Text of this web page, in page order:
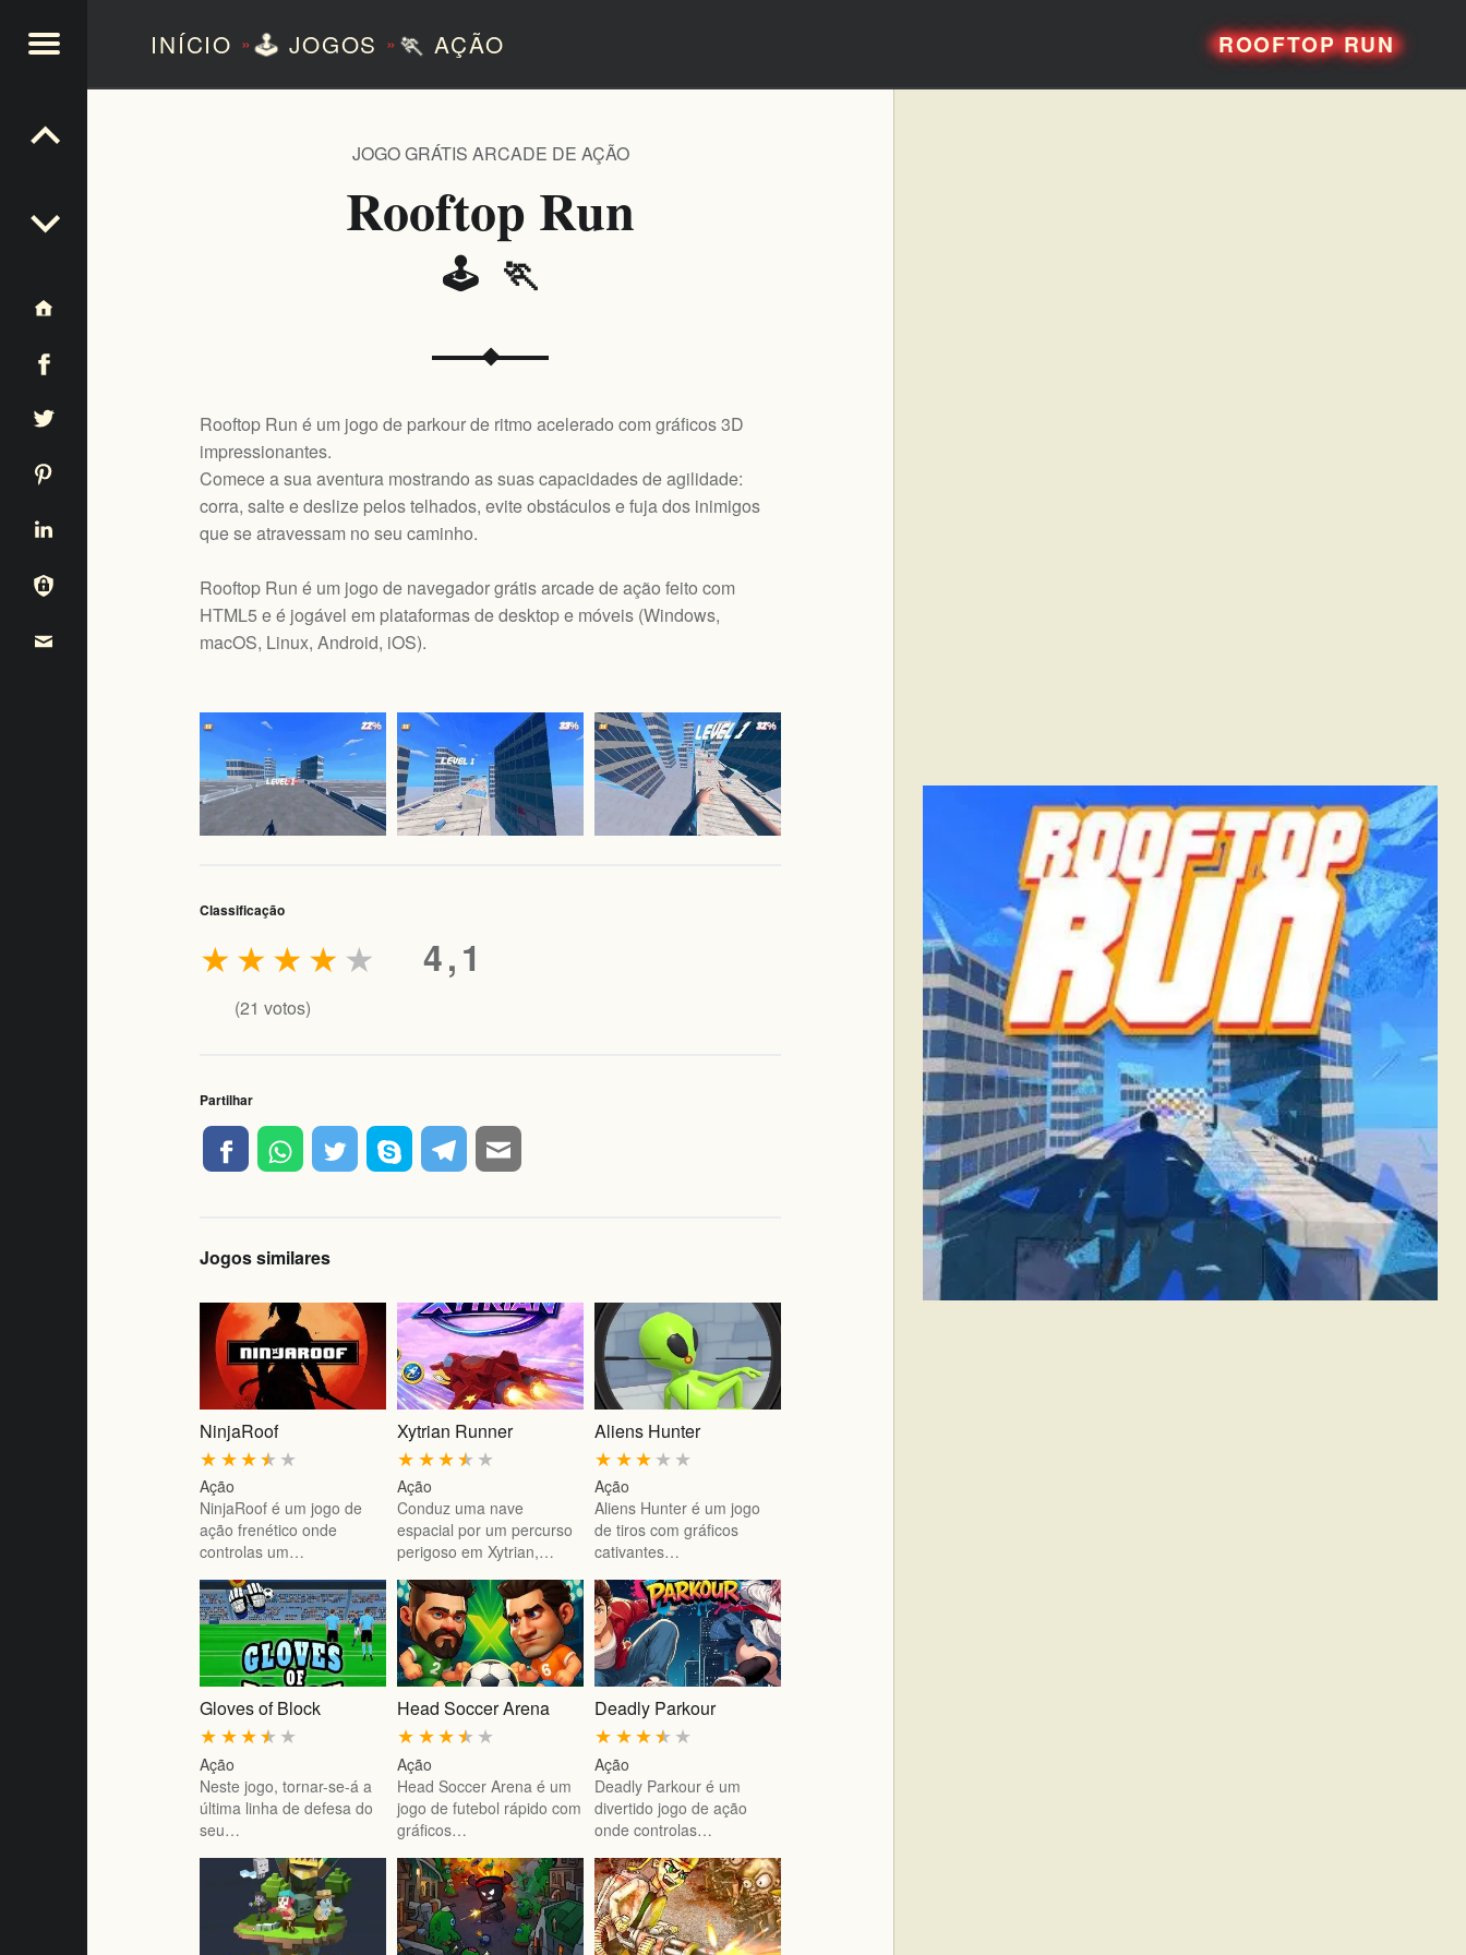
INÍCIO »🕹️ JOGOS »🏃 AÇÃO ROOFTOP RUN
Rooftop Run
🕹️ 🏃
JOGO GRÁTIS ARCADE DE AÇÃO
Rooftop Run é um jogo de parkour de ritmo acelerado com gráficos 3D
impressionantes.
Comece a sua aventura mostrando as suas capacidades de agilidade:
corra, salte e deslize pelos telhados, evite obstáculos e fuja dos inimigos
que se atravessam no seu caminho.
Rooftop Run é um jogo de navegador grátis arcade de ação feito com
HTML5 e é jogável em plataformas de desktop e móveis (Windows,
macOS, Linux, Android, iOS).
Classificação
4,1
★
★
★
★
★
(21 votos)
Partilhar
Jogos similares
NinjaRoof
★
★
★
★
★
Ação
NinjaRoof é um jogo de
ação frenético onde
controlas um…
Xytrian Runner
★
★
★
★
★
Ação
Conduz uma nave
espacial por um percurso
perigoso em Xytrian,…
Aliens Hunter
★
★
★
★
★
Ação
Aliens Hunter é um jogo
de tiros com gráficos
cativantes…
Gloves of Block
★
★
★
★
★
Ação
Neste jogo, tornar-se-á a
última linha de defesa do
seu…
Head Soccer Arena
★
★
★
★
★
Ação
Head Soccer Arena é um
jogo de futebol rápido com
gráficos…
Deadly Parkour
★
★
★
★
★
Ação
Deadly Parkour é um
divertido jogo de ação
onde controlas…